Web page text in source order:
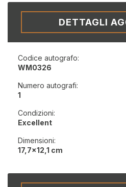
DETTAGLI
Codice autografo:
WM0326
Numero autografi:
1
Condizioni:
Excellent
Dimensioni:
17,7x12,1 cm